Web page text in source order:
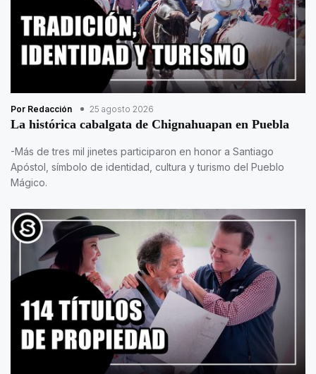
Por Redacción 25 agosto 2026
La histórica cabalgata de Chignahuapan en Puebla
-Más de tres mil jinetes participaron en honor a Santiago
Apóstol, símbolo de identidad, cultura y turismo del Pueblo
Mágico.